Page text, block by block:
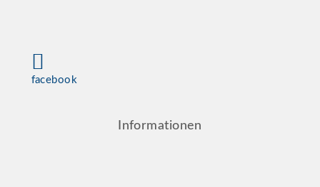
facebook
Informationen